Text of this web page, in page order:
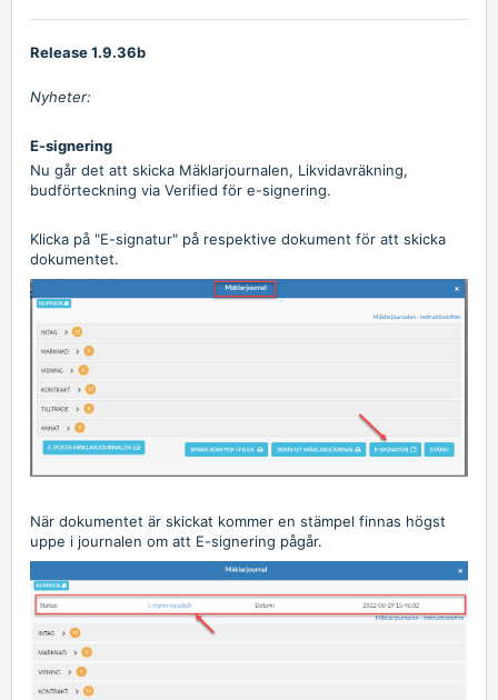
Release 1.9.36b
Nyheter:
E-signering
Nu går det att skicka Mäklarjournalen, Likvidavräkning,
budförteckning via Verified för e-signering.
Klicka på "E-signatur" på respektive dokument för att skicka
dokumentet.
När dokumentet är skickat kommer en stämpel finnas högst
uppe i journalen om att E-signering pågår.